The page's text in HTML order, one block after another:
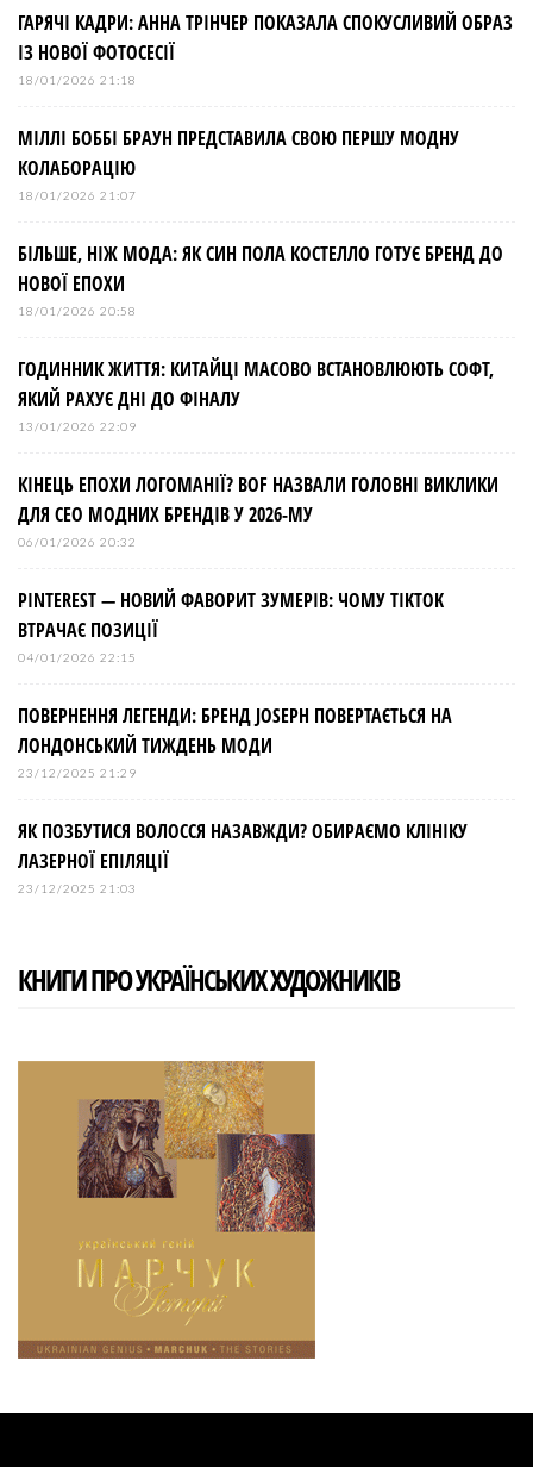
ГАРЯЧІ КАДРИ: АННА ТРІНЧЕР ПОКАЗАЛА СПОКУСЛИВИЙ ОБРАЗ
ІЗ НОВОЇ ФОТОСЕСІЇ
18/01/2026 21:18
МІЛЛІ БОББІ БРАУН ПРЕДСТАВИЛА СВОЮ ПЕРШУ МОДНУ
КОЛАБОРАЦІЮ
18/01/2026 21:07
БІЛЬШЕ, НІЖ МОДА: ЯК СИН ПОЛА КОСТЕЛЛО ГОТУЄ БРЕНД ДО
НОВОЇ ЕПОХИ
18/01/2026 20:58
ГОДИННИК ЖИТТЯ: КИТАЙЦІ МАСОВО ВСТАНОВЛЮЮТЬ СОФТ,
ЯКИЙ РАХУЄ ДНІ ДО ФІНАЛУ
13/01/2026 22:09
КІНЕЦЬ ЕПОХИ ЛОГОМАНІЇ? BOF НАЗВАЛИ ГОЛОВНІ ВИКЛИКИ
ДЛЯ СЕО МОДНИХ БРЕНДІВ У 2026-МУ
06/01/2026 20:32
PINTEREST — НОВИЙ ФАВОРИТ ЗУМЕРІВ: ЧОМУ TIKTOK
ВТРАЧАЄ ПОЗИЦІЇ
04/01/2026 22:15
ПОВЕРНЕННЯ ЛЕГЕНДИ: БРЕНД JOSEPH ПОВЕРТАЄТЬСЯ НА
ЛОНДОНСЬКИЙ ТИЖДЕНЬ МОДИ
23/12/2025 21:29
ЯК ПОЗБУТИСЯ ВОЛОССЯ НАЗАВЖДИ? ОБИРАЄМО КЛІНІКУ
ЛАЗЕРНОЇ ЕПІЛЯЦІЇ
23/12/2025 21:03
КНИГИ ПРО УКРАЇНСЬКИХ ХУДОЖНИКІВ